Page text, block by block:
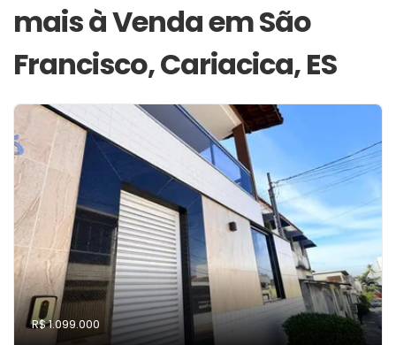
mais à Venda em São
Francisco, Cariacica, ES
R$ 1.099.000